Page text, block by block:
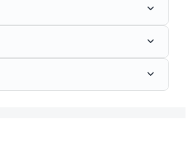
keyboard_arrow_down
keyboard_arrow_down
keyboard_arrow_down